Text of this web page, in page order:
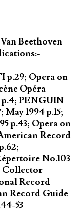
Beethoven
p.29; Opera on
Opéra
PENGUIN
May 1994 p.15;
p.43; Opera on
Record
No.103
Collector
Record
Record Guide
53